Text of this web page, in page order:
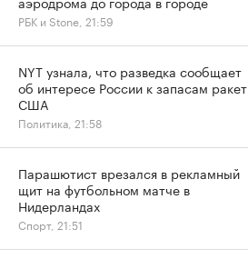
РБК и Stone, 21:59
NYT узнала, что разведка сообщает
об интересе России к запасам ракет
США
Политика, 21:58
Парашютист врезался в рекламный
щит на футбольном матче в
Нидерландах
Спорт, 21:51